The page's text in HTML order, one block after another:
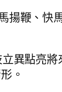
揚鞭、快
異點亮
。